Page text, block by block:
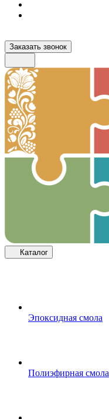
Заказать звонок
Каталог
Эпоксидная смола
Полиэфирная смола